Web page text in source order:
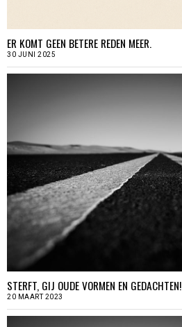
ER KOMT GEEN BETERE REDEN MEER.
30 JUNI 2025
STERFT, GIJ OUDE VORMEN EN GEDACHTEN!
20 MAART 2023